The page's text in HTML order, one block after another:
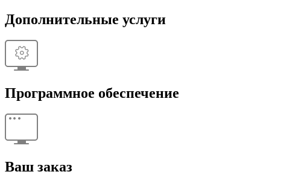
Дополнительные услуги
Программное обеспечение
Ваш заказ